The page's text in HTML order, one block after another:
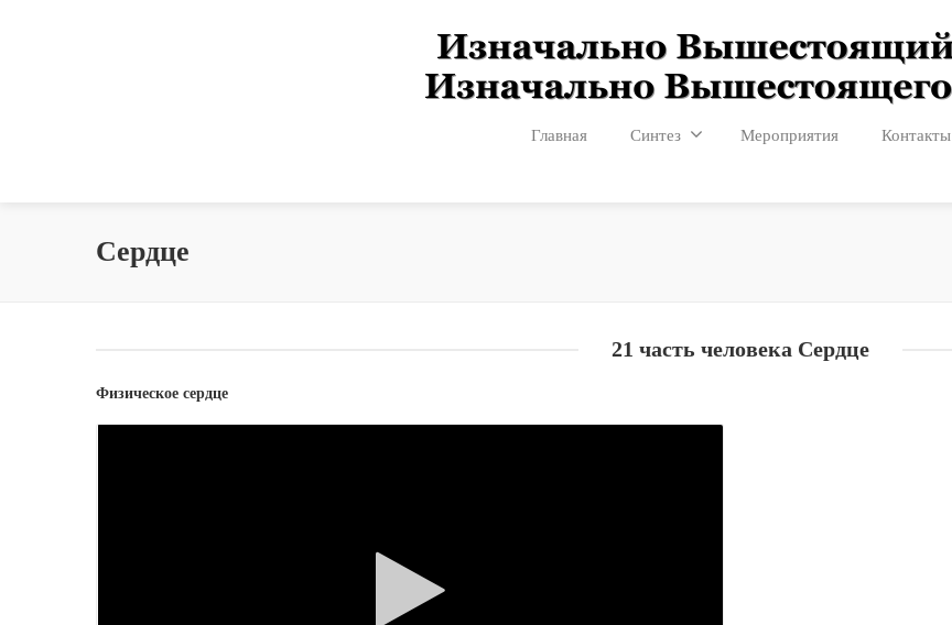
Главная Синтез Мероприятия Контакты
Сердце
21 часть человека Сердце
Физическое сердце